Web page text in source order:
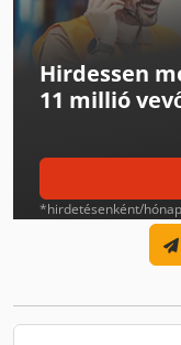
dobozsúly: 50 kg
50 Hz Súly: 170 kg
Hirdessen
11 millió
*hirdetésenként/hónap